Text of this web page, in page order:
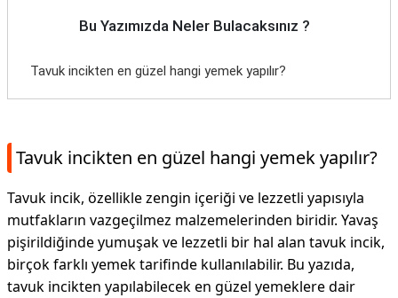
Bu Yazımızda Neler Bulacaksınız ?
Tavuk incikten en güzel hangi yemek yapılır?
Tavuk incikten en güzel hangi yemek yapılır?
Tavuk incik, özellikle zengin içeriği ve lezzetli yapısıyla
mutfakların vazgeçilmez malzemelerinden biridir. Yavaş
pişirildiğinde yumuşak ve lezzetli bir hal alan tavuk incik,
birçok farklı yemek tarifinde kullanılabilir. Bu yazıda,
tavuk incikten yapılabilecek en güzel yemeklere dair